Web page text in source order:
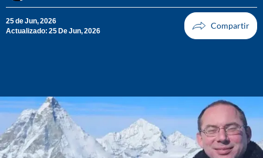
25 de Jun, 2026
Actualizado: 25 De Jun, 2026